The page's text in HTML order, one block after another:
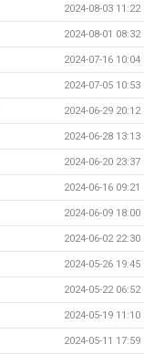
2024-08-03 11:22
2024-08-01 08:32
2024-07-16 10:04
2024-07-05 10:53
2024-06-29 20:12
2024-06-28 13:13
2024-06-20 23:37
2024-06-16 09:21
2024-06-09 18:00
2024-06-02 22:30
2024-05-26 19:45
2024-05-22 06:52
2024-05-19 11:10
2024-05-11 17:59